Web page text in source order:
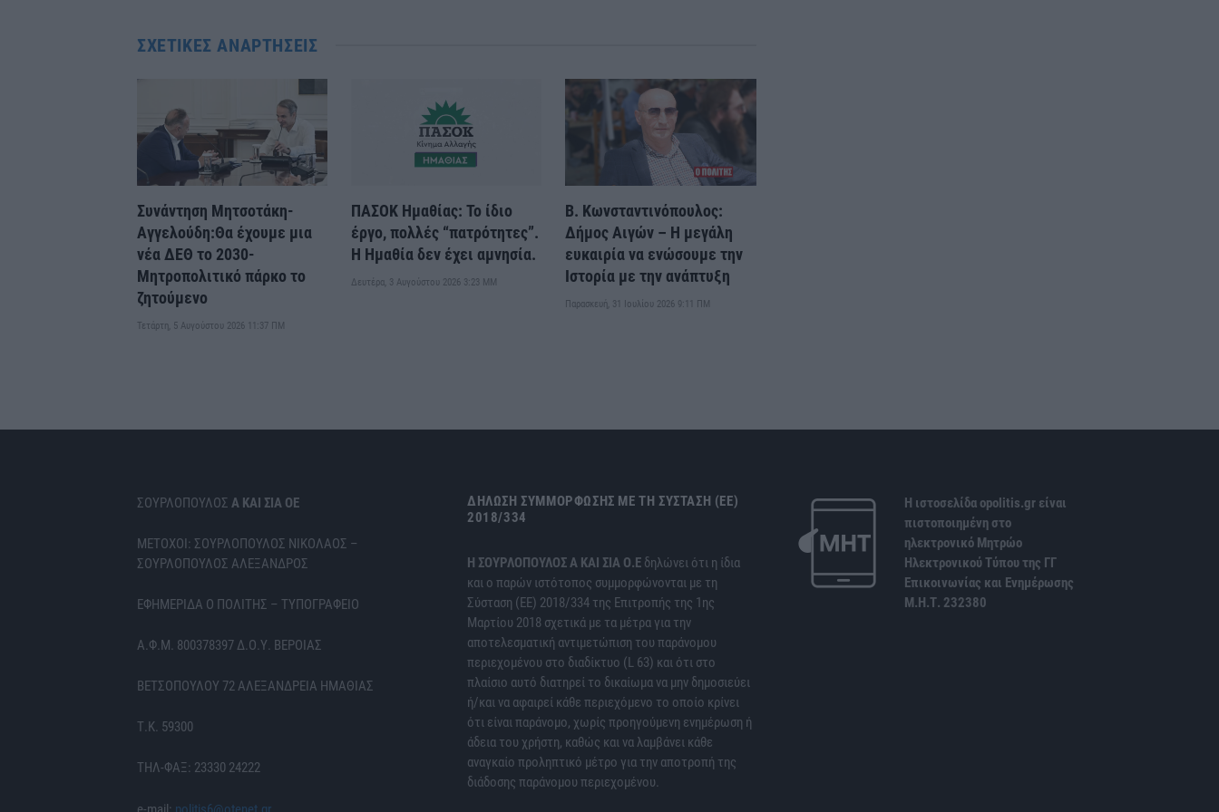
ΣΧΕΤΙΚΈΣ ΑΝΑΡΤΉΣΕΙΣ
Συνάντηση Μητσοτάκη-
Αγγελούδη:Θα έχουμε μια
νέα ΔΕΘ το 2030-
Μητροπολιτικό πάρκο το
ζητούμενο
Τετάρτη, 5 Αυγούστου 2026 11:37 ΠΜ
ΠΑΣΟΚ Ημαθίας: Το ίδιο
έργο, πολλές “πατρότητες”.
Η Ημαθία δεν έχει αμνησία.
Δευτέρα, 3 Αυγούστου 2026 3:23 ΜΜ
Β. Κωνσταντινόπουλος:
Δήμος Αιγών – Η μεγάλη
ευκαιρία να ενώσουμε την
Ιστορία με την ανάπτυξη
Παρασκευή, 31 Ιουλίου 2026 9:11 ΠΜ
ΣΟΥΡΛΟΠΟΥΛΟΣ Α ΚΑΙ ΣΙΑ ΟΕ
ΜΕΤΟΧΟΙ: ΣΟΥΡΛΟΠΟΥΛΟΣ ΝΙΚΟΛΑΟΣ –
ΣΟΥΡΛΟΠΟΥΛΟΣ ΑΛΕΞΑΝΔΡΟΣ
ΕΦΗΜΕΡΙΔΑ Ο ΠΟΛΙΤΗΣ – ΤΥΠΟΓΡΑΦΕΙΟ
Α.Φ.Μ. 800378397 Δ.Ο.Υ. ΒΕΡΟΙΑΣ
ΒΕΤΣΟΠΟΥΛΟΥ 72 ΑΛΕΞΑΝΔΡΕΙΑ ΗΜΑΘΙΑΣ
Τ.Κ. 59300
ΤΗΛ-ΦΑΞ: 23330 24222
ΔΉΛΩΣΗ ΣΥΜΜΌΡΦΩΣΗΣ ΜΕ ΤΗ ΣΎΣΤΑΣΗ (ΕΕ)
2018/334
H ΣΟΥΡΛΟΠΟΥΛΟΣ Α ΚΑΙ ΣΙΑ Ο.Ε δηλώνει ότι η ίδια
και ο παρών ιστότοπος συμμορφώνονται με τη
Σύσταση (ΕΕ) 2018/334 της Επιτροπής της 1ης
Μαρτίου 2018 σχετικά με τα μέτρα για την
αποτελεσματική αντιμετώπιση του παράνομου
περιεχομένου στο διαδίκτυο (L 63) και ότι στο
πλαίσιο αυτό διατηρεί το δικαίωμα να μην δημοσιεύει
ή/και να αφαιρεί κάθε περιεχόμενο το οποίο κρίνει
ότι είναι παράνομο, χωρίς προηγούμενη ενημέρωση ή
άδεια του χρήστη, καθώς και να λαμβάνει κάθε
αναγκαίο προληπτικό μέτρο για την αποτροπή της
διάδοσης παράνομου περιεχομένου.
Η ιστοσελίδα opolitis.gr είναι
πιστοποιημένη στο
ηλεκτρονικό Μητρώο
Ηλεκτρονικού Τύπου της ΓΓ
Επικοινωνίας και Ενημέρωσης
Μ.Η.Τ. 232380